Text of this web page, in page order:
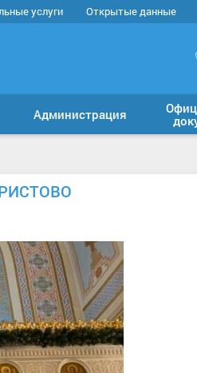
услуги Открытые данные
Администрация